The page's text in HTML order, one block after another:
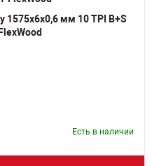
1575х6х0,6 мм 10 TPI B+S
Есть в наличии